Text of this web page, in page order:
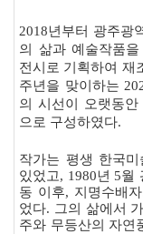
2018년부터 광주광
의 삶과 예술작품
전시로 기획하여 재
주년을 맞이하는
의 시선이 오랫동안
으로 구성하였다.
작가는 평생 한국
있었고, 1980년 5월
동 이후, 지명수배
었다. 그의 삶에서
주와 무등산의 자연